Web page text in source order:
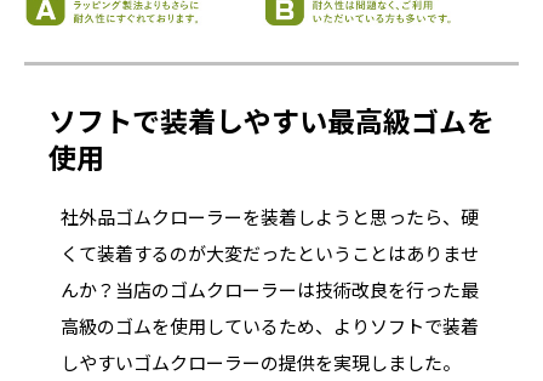
ソフトで装着しやすい最高級ゴムを
使用
社外品ゴムクローラーを装着しようと思ったら、硬
くて装着するのが大変だったということはありませ
んか？当店のゴムクローラーは技術改良を行った最
高級のゴムを使用しているため、よりソフトで装着
しやすいゴムクローラーの提供を実現しました。